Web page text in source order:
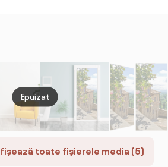
toate fișierele media (5)
Epuizat